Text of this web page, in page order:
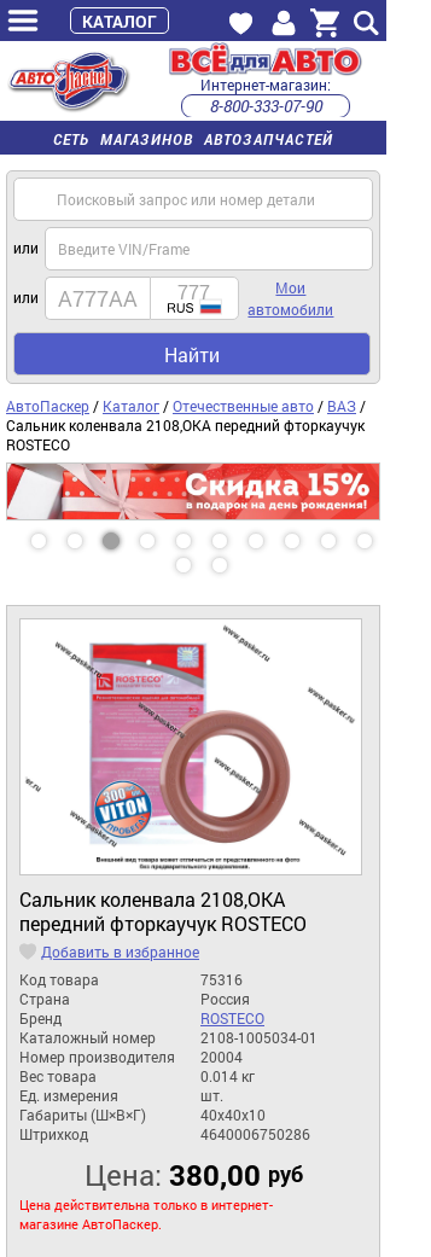
СЕТЬ МАГАЗИНОВ АВТОЗАПЧАСТЕЙ
Интернет-магазин:
8-800-333-07-90
часы работы с 9:00 до 22:00 (пн-пт)
или
или
Мои
автомобили
Найти
АвтоПаскер / Каталог /Отечественные авто / ВАЗ /
Сальник коленвала 2108,ОКА передний фторкаучук
ROSTECO
Сальник коленвала 2108,ОКА
передний фторкаучук ROSTECO
Добавить в избранное
Код товара
75316
Страна
Россия
Бренд
ROSTECO
Каталожный номер
2108-1005034-01
Номер производителя
20004
Вес товара
0.014 кг
Ед. измерения
шт.
Габариты (Ш×В×Г)
40x40x10
Штрихкод
4640006750286
Цена: 380,00 руб
Цена действительна только в интернет-
магазине АвтоПаскер.
КАТАЛОГ